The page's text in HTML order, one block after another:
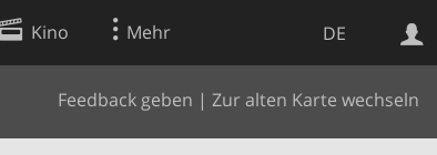
DE
Kino Mehr
Feedback geben | Zur alten Karte wechseln
Websuche